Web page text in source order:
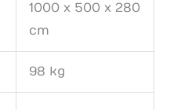
1000 x 500 x 280
cm
98 kg